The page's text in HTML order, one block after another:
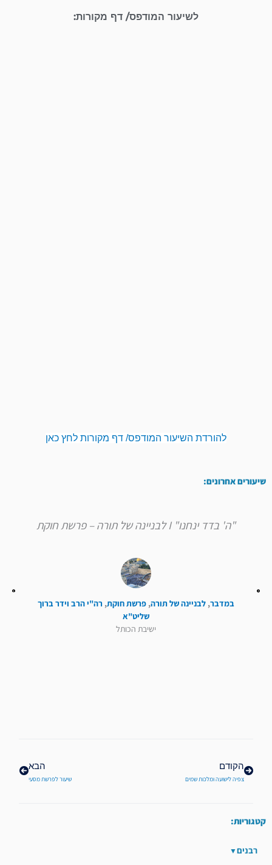
לשיעור המודפס/ דף מקורות:
להורדת השיעור המודפס/ דף מקורות לחץ כאן
שיעורים אחרונים:
"ה' בדד ינחנו" I לבניינה של תורה – פרשת חוקת
במדבר, לבניינה של תורה, פרשת חוקת, רה"י הרב וידר ברוך
שליט"א
ישיבת הכותל
הקודם
צפיה לישועה ומלכות שמים
הבא
שיעור לפרשת מסעי
קטגוריות:
רבנים